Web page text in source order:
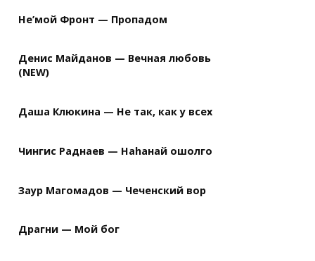
Не’мой Фронт — Пропадом
Денис Майданов — Вечная любовь
(NEW)
Даша Клюкина — Не так, как у всех
Чингис Раднаев — Наhанай ошолго
Заур Магомадов — Чеченский вор
Драгни — Мой бог